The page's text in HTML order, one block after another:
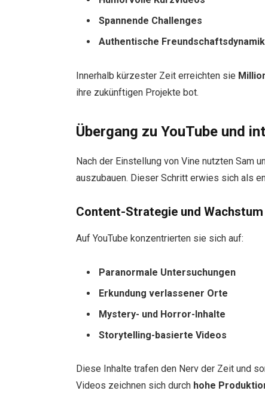
Spannende Challenges
Authentische Freundschaftsdynamik
Innerhalb kürzester Zeit erreichten sie
ihre zukünftigen Projekte bot.
Übergang zu YouTube und
Nach der Einstellung von Vine nutzten Sam
auszubauen. Dieser Schritt erwies sich als
Content-Strategie und Wachstum
Auf YouTube konzentrierten sie sich auf:
Paranormale Untersuchungen
Erkundung verlassener Orte
Mystery- und Horror-Inhalte
Storytelling-basierte Videos
Diese Inhalte trafen den Nerv der Zeit und
Videos zeichnen sich durch hohe